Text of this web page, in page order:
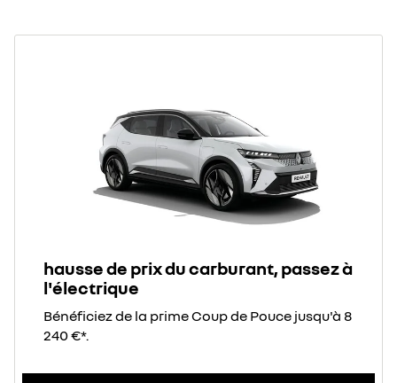
hausse de prix du carburant, passez à
l'électrique
Bénéficiez de la prime Coup de Pouce jusqu'à 8
240 €*.